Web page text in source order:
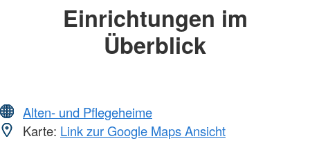
Einrichtungen im
Überblick
Alten- und Pflegeheime
Karte: Link zur Google Maps Ansicht